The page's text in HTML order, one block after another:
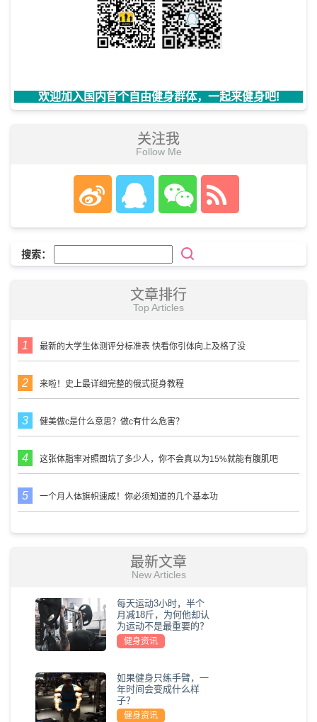
欢迎加入国内首个自由健身群体，一起来健身吧!
关注我
Follow Me
搜索：
文章排行
Top Articles
最新的大学生体测评分标准表 快看你引体向上及格了没
来啦！史上最详细完整的俄式挺身教程
健美做c是什么意思？做c有什么危害？
这张体脂率对照图坑了多少人，你不会真以为15%就能有腹肌吧
一个月人体旗帜速成！你必须知道的几个基本功
最新文章
New Articles
每天运动3小时，半个
月减18斤，为何他却认
为运动不是最重要的？
健身资讯
如果健身只练手臂，一
年时间会变成什么样
子？
健身资讯